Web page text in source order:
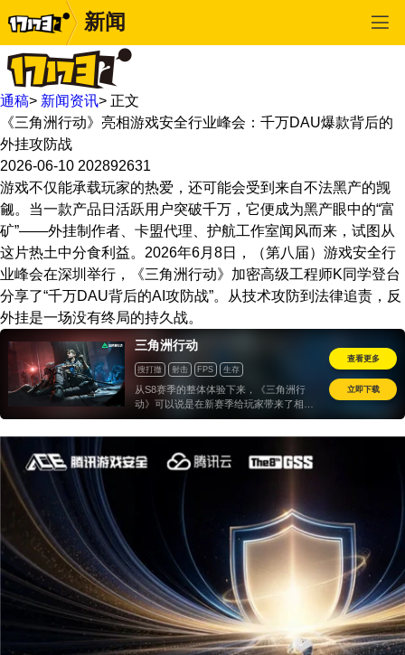
新闻
通稿> 新闻资讯> 正文
《三角洲行动》亮相游戏安全行业峰会：千万DAU爆款背后的
外挂攻防战
2026-06-10 202892631
游戏不仅能承载玩家的热爱，还可能会受到来自不法黑产的觊
觎。当一款产品日活跃用户突破千万，它便成为黑产眼中的“富
矿”——外挂制作者、卡盟代理、护航工作室闻风而来，试图从
这片热土中分食利益。2026年6月8日，（第八届）游戏安全行
业峰会在深圳举行，《三角洲行动》加密高级工程师K同学登台
分享了“千万DAU背后的AI攻防战”。从技术攻防到法律追责，反
外挂是一场没有终局的持久战。
三角洲行动
搜打撤 射击 FPS 生存
从S8赛季的整体体验下来，《三角洲行
动》可以说是在新赛季给玩家带来了相当
多的惊喜，经典老地图改版能让玩家体验
查看更多
立即下载